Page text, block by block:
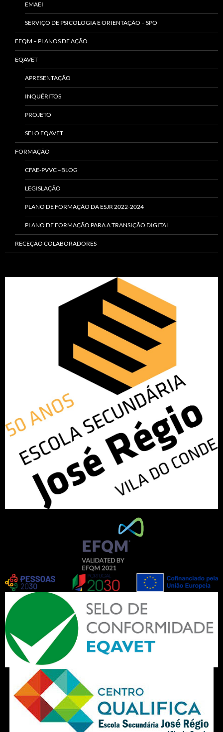
EMAEI
SERVIÇO DE PSICOLOGIA E ORIENTAÇÃO – SPO
EFQM – PLANOS DE AÇÃO
EQAVET
APRESENTAÇÃO
INQUÉRITOS
PROJETO
SELO EQAVET
FORMAÇÃO
CFAE-PVVC –BLOG
LEGISLAÇÃO
PLANO DE FORMAÇÃO DA ESJR 2022-2024
PLANO DE FORMAÇÃO PARA A TRANSIÇÃO DIGITAL
RECEÇÃO COLABORADORES